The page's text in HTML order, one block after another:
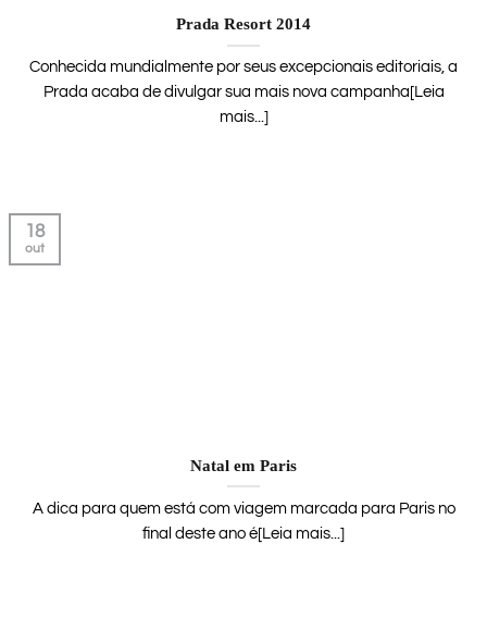
Prada Resort 2014
Conhecida mundialmente por seus excepcionais editoriais, a
Prada acaba de divulgar sua mais nova campanha[Leia
mais...]
Natal em Paris
A dica para quem está com viagem marcada para Paris no
final deste ano é[Leia mais...]
18
out